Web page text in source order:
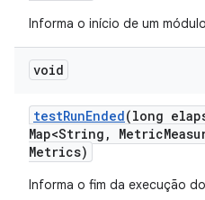
Informa o início de um
void
testRunEnded(long
Map<String , Metric
Metrics)
Informa o fim da execução